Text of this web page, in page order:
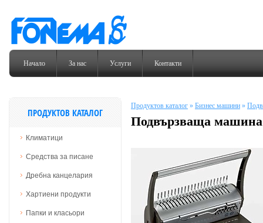
Начало За нас Услуги Контакти
ПРОДУКТОВ КАТАЛОГ
Климатици
Средства за писане
Дребна канцелария
Хартиени продукти
Папки и класьори
Продуктов каталог » Бизнес машини »
Подвързваща